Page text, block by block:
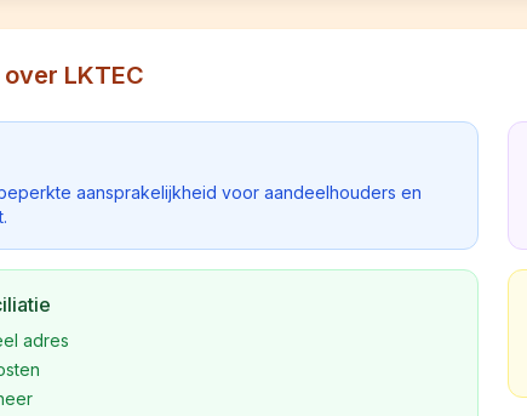
LKTEC
aansprakelijkheid voor aandeelhouders en
adres